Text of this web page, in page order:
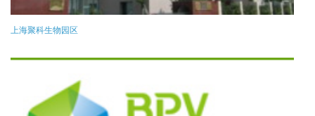
上海聚科生物园区